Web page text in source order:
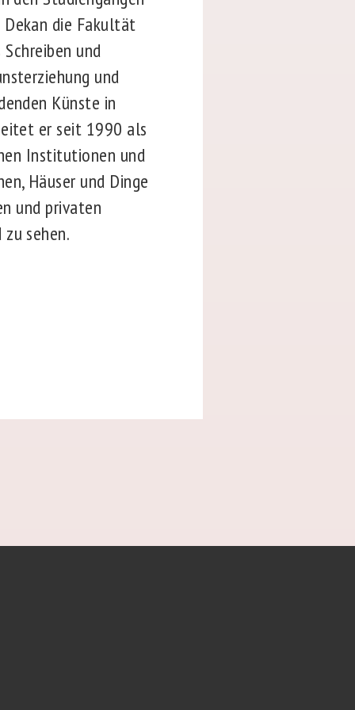
die Fakultät
und
und
Künste in
er seit 1990 als
Institutionen und
Häuser und Dinge
und privaten
sehen.